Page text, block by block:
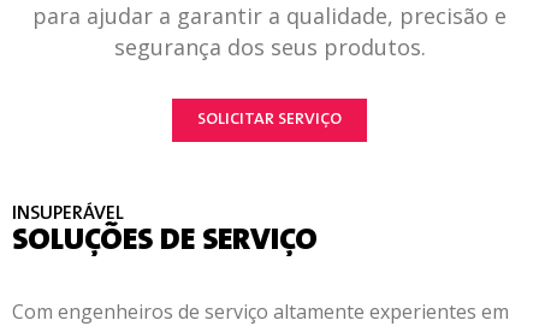
para ajudar a garantir a qualidade, precisão e
segurança dos seus produtos.
SOLICITAR SERVIÇO
INSUPERÁVEL
SOLUÇÕES DE SERVIÇO
Com engenheiros de serviço altamente experientes em